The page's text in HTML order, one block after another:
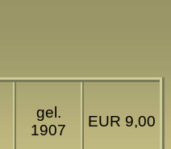
gel.
1907
EUR 9,00